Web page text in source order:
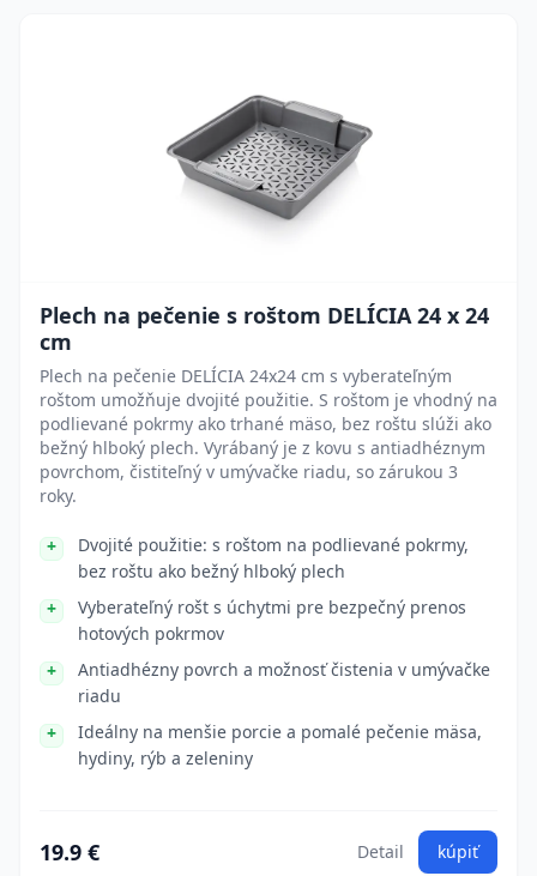
Plech na pečenie s roštom DELÍCIA 24 x 24
cm
Plech na pečenie DELÍCIA 24x24 cm s vyberateľným
roštom umožňuje dvojité použitie. S roštom je vhodný na
podlievané pokrmy ako trhané mäso, bez roštu slúži ako
bežný hlboký plech. Vyrábaný je z kovu s antiadhéznym
povrchom, čistiteľný v umývačke riadu, so zárukou 3
roky.
Dvojité použitie: s roštom na podlievané pokrmy,
bez roštu ako bežný hlboký plech
Vyberateľný rošt s úchytmi pre bezpečný prenos
hotových pokrmov
Antiadhézny povrch a možnosť čistenia v umývačke
riadu
Ideálny na menšie porcie a pomalé pečenie mäsa,
hydiny, rýb a zeleniny
19.9 € Detail kúpiť